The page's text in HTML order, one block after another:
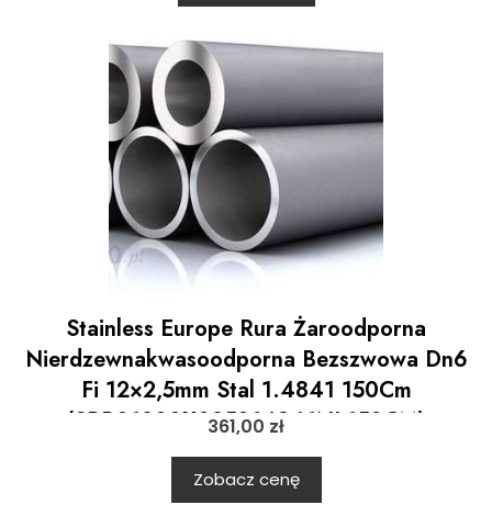
Stainless Europe Rura Żaroodporna
Nierdzewnakwasoodporna Bezszwowa Dn6
Fi 12×2,5mm Stal 1.4841 150Cm
(SRR01200X025014841NL150CM)
361,00 zł
Zobacz cenę